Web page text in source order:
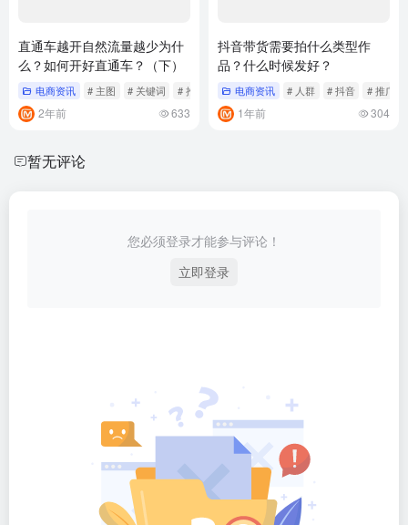
直通车越开自然流量越少为什
么？如何开好直通车？（下）
电商资讯 # 主图 # 关键词 # 推广
2年前 633
抖音带货需要拍什么类型作
品？什么时候发好？
电商资讯 # 人群 # 抖音 # 推广
1年前 304
暂无评论
您必须登录才能参与评论！
立即登录